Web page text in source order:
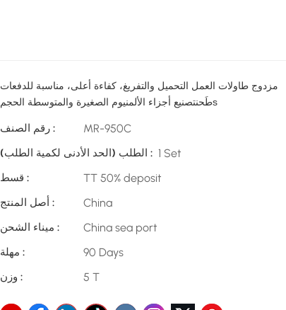
مزدوج طاولات العمل التحميل والتفريغ، كفاءة أعلى، مناسبة للدفعات
طَحنتصنيع أجزاء الألمنيوم الصغيرة والمتوسطة الحجم s
رقم الصنف : MR-950C
الطلب (الحد الأدنى لكمية الطلب) : 1 Set
قسط : TT 50% deposit
أصل المنتج : China
ميناء الشحن : China sea port
مهلة : 90 Days
وزن : 5 T